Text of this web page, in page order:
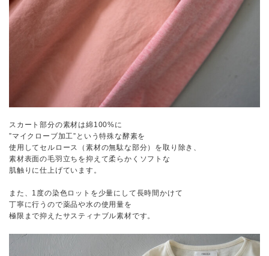
スカート部分の素材は綿100%に
”マイクローブ加工”という特殊な酵素を
使用してセルロース（素材の無駄な部分）を取り除き、
素材表面の毛羽立ちを抑えて柔らかくソフトな
肌触りに仕上げています。
また、1度の染色ロットを少量にして長時間かけて
丁寧に行うので薬品や水の使用量を
極限まで抑えたサスティナブル素材です。